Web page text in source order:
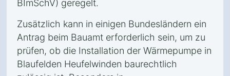
BImSchV) geregelt.
Zusätzlich kann in einigen Bundesländern ein
Antrag beim Bauamt erforderlich sein, um zu
prüfen, ob die Installation der Wärmepumpe in
Blaufelden Heufelwinden baurechtlich